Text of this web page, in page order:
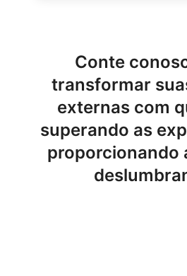
Conte
transformar
externas com
superando as
proporcionando